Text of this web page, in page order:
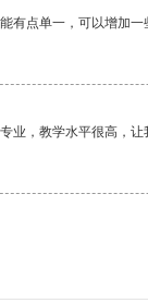
有点单一，可以增加
业，教学水平很高，让